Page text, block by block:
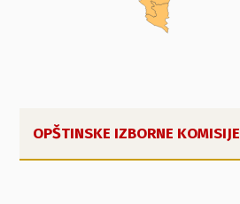
OPŠTINSKE IZBORNE KOMISIJE